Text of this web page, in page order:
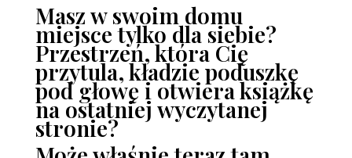
Masz w swoim domu
miejsce tylko dla siebie?
Przestrzeń, która Cię
przytula, kładzie poduszkę
pod głowę i otwiera książkę
na ostatniej wyczytanej
stronie?